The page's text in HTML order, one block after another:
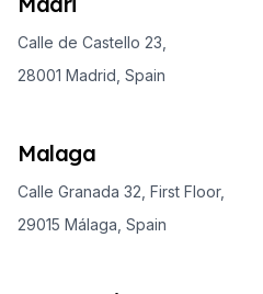
Calle de Castello 23,
28001 Madrid, Spain
Malaga
Calle Granada 32, First Floor,
29015 Málaga, Spain